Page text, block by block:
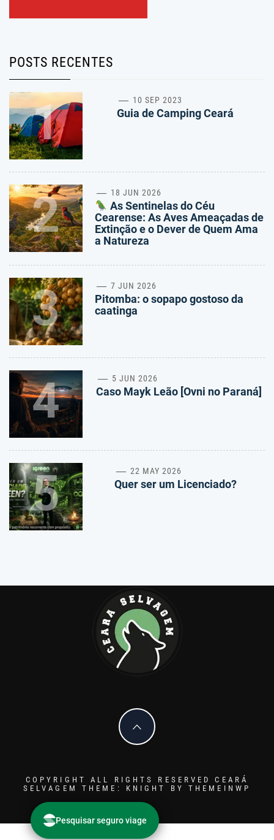
POSTS RECENTES
1 10 SEP 2023
Guia de Camping Ceará
2 18 JUN 2026
As Sentinelas do Céu
Cearense: As Aves Ameaçadas de
Extinção e o Dever de Quem Ama
a Natureza
3 7 JUN 2026
Pitomba: o sopapo gostoso da
caatinga
4 5 JUN 2026
Caso Mayk Leão [Ovni no Paraná]
5 22 MAY 2026
Quer ser um Licenciado?
COPYRIGHT ALL RIGHTS RESERVED CEARÁ
SELVAGEM THEME: KNIGHT BYTHEMEINWP